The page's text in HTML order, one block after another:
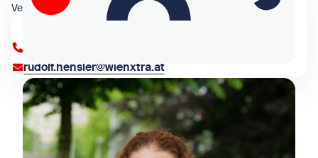
Veranstaltungsorganisation
rudolf.hensler@wienxtra.at